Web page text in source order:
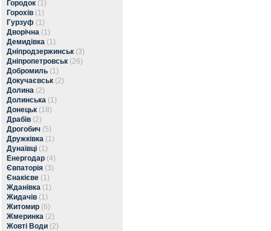
Городок (1)
Горохів (1)
Гурзуф (1)
Дворічна (1)
Демидівка (1)
Дніпродзержинськ (3)
Дніпропетровськ (26)
Добромиль (1)
Докучаєвськ (2)
Долина (2)
Долинська (1)
Донецьк (18)
Драбів (2)
Дрогобич (5)
Дружківка (1)
Дунаївці (1)
Енергодар (4)
Євпаторія (3)
Єнакієве (1)
Жданівка (1)
Жидачів (1)
Житомир (6)
Жмеринка (2)
Жовті Води (2)